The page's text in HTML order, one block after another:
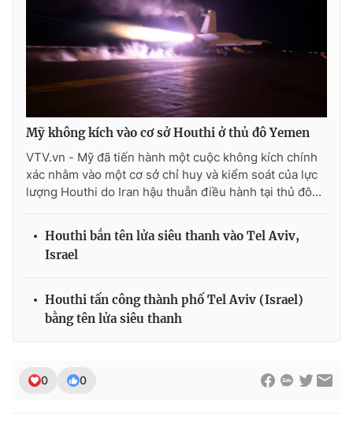
thuận bằng văn bản. Ghi rõ nguồn VTV.vn khi phát hành lại
thông tin từ website này.
Mỹ không kích vào cơ sở Houthi ở thủ đô Yemen
VTV.vn - Mỹ đã tiến hành một cuộc không kích chính
xác nhằm vào một cơ sở chỉ huy và kiểm soát của lực
lượng Houthi do Iran hậu thuẫn điều hành tại thủ đô...
Houthi bắn tên lửa siêu thanh vào Tel Aviv,
Israel
Houthi tấn công thành phố Tel Aviv (Israel)
bằng tên lửa siêu thanh
0 0